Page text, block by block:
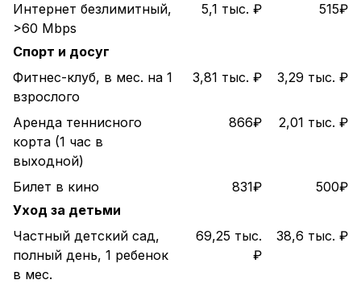
Интернет безлимитный,
>60 Mbps
5,1 тыс. ₽ 515₽
Спорт и досуг
Фитнес-клуб, в мес. на 1
взрослого
3,81 тыс. ₽ 3,29 тыс. ₽
Аренда теннисного
корта (1 час в
выходной)
866₽ 2,01 тыс. ₽
Билет в кино 831₽
500₽
Уход за детьми
Частный детский сад,
полный день, 1 ребенок
в мес.
69,25 тыс.
₽
38,6 тыс. ₽